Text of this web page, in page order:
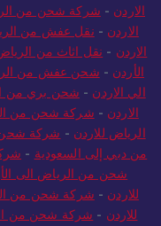
الاردن - شركة شحن من
الاردن - نقل عفش من
الاردن - نقل اثاث من
الأردن - شحن عفش من
الي الاردن - شحن بري من
الاردن - شركة شحن من
الرياض للاردن - شركة شحن
من دبي إلى السعودية -
شحن من الرياض الى
للاردن - شركة شحن من
للاردن - شركة شحن من